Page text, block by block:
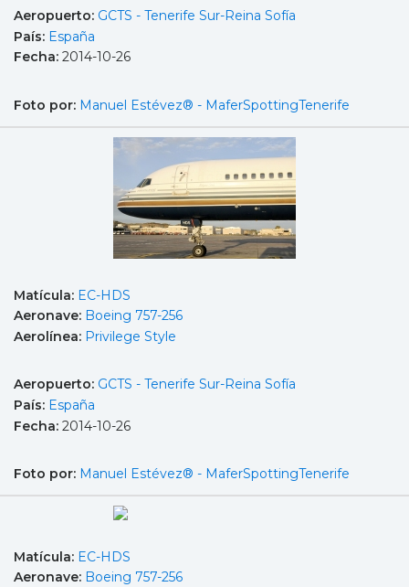
Aeropuerto: GCTS - Tenerife Sur-Reina Sofía
País: España
Fecha: 2014-10-26
Foto por: Manuel Estévez® - MaferSpottingTenerife
Matícula: EC-HDS
Aeronave: Boeing 757-256
Aerolínea: Privilege Style
Aeropuerto: GCTS - Tenerife Sur-Reina Sofía
País: España
Fecha: 2014-10-26
Foto por: Manuel Estévez® - MaferSpottingTenerife
Matícula: EC-HDS
Aeronave: Boeing 757-256